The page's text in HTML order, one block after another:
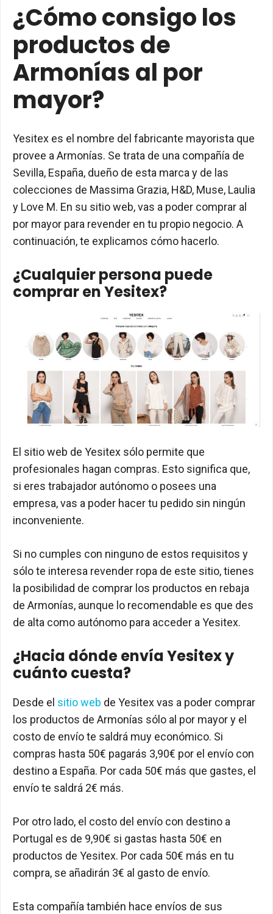
¿Cómo consigo los
productos de
Armonías al por
mayor?
Yesitex es el nombre del fabricante mayorista que
provee a Armonías. Se trata de una compañía de
Sevilla, España, dueño de esta marca y de las
colecciones de Massima Grazia, H&D, Muse, Laulia
y Love M. En su sitio web, vas a poder comprar al
por mayor para revender en tu propio negocio. A
continuación, te explicamos cómo hacerlo.
¿Cualquier persona puede
comprar en Yesitex?
El sitio web de Yesitex sólo permite que
profesionales hagan compras. Esto significa que,
si eres trabajador autónomo o posees una
empresa, vas a poder hacer tu pedido sin ningún
inconveniente.
Si no cumples con ninguno de estos requisitos y
sólo te interesa revender ropa de este sitio, tienes
la posibilidad de comprar los productos en rebaja
de Armonías, aunque lo recomendable es que des
de alta como autónomo para acceder a Yesitex.
¿Hacia dónde envía Yesitex y
cuánto cuesta?
Desde el sitio web de Yesitex vas a poder comprar
los productos de Armonías sólo al por mayor y el
costo de envío te saldrá muy económico. Si
compras hasta 50€ pagarás 3,90€ por el envío con
destino a España. Por cada 50€ más que gastes, el
envío te saldrá 2€ más.
Por otro lado, el costo del envío con destino a
Portugal es de 9,90€ si gastas hasta 50€ en
productos de Yesitex. Por cada 50€ más en tu
compra, se añadirán 3€ al gasto de envío.
Esta compañía también hace envíos de sus